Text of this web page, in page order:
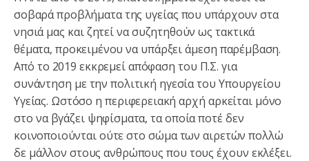
σοβαρά προβλήματα της υγείας που υπάρχουν στα
νησιά μας και ζητεί να συζητηθούν ως τακτικά
θέματα, προκειμένου να υπάρξει άμεση παρέμβαση.
Από το 2019 εκκρεμεί απόφαση του Π.Σ. για
συνάντηση με την πολιτική ηγεσία του Υπουργείου
Υγείας. Ωστόσο η περιφερειακή αρχή αρκείται μόνο
στο να βγάζει ψηφίσματα, τα οποία ποτέ δεν
κοινοποιούνται ούτε στο σώμα των αιρετών πολλώ
δε μάλλον στους ανθρώπους που τους έχουν εκλέξει.